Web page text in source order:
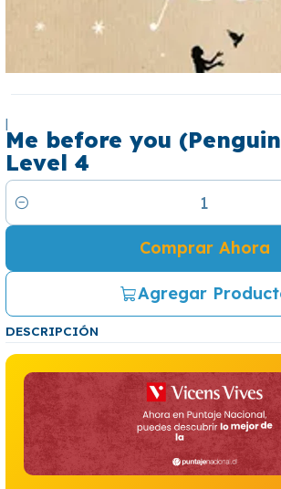
|
Me before you
Level 4
Cantidad
Agregar
Comprar Ahora
DESCRIPCIÓN